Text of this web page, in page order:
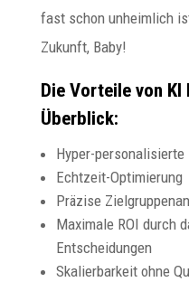
fast schon unheimlich
Zukunft, Baby!
Die Vorteile von
Überblick:
Hyper-personalisierte
Echtzeit-Optimierung
Präzise
Maximale ROI durch
Entscheidungen
Skalierbarkeit ohne